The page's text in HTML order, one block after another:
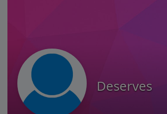
Deserves